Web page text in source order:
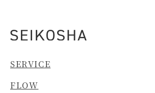
SERVICE
FLOW